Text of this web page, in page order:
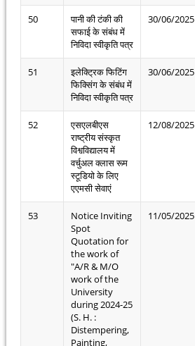
50
पानी की टंकी की
सफाई के संबंध में
निविदा स्वीकृति पत्र
30/06/2025
51
इलेक्ट्रिक फिटिंग
फिक्सिंग के संबंध में
निविदा स्वीकृति पत्र
30/06/2025
52
एसएलबीएस
राष्ट्रीय संस्कृत
विश्वविद्यालय में
वर्चुअल क्लास रूम
स्टूडियो के लिए
एएमसी सेवाएं
12/08/2025
53
Notice Inviting
Spot
Quotation for
the work of
"A/R & M/O
work of the
University
during 2024-25
(S. H. :
Distempering,
Painting,
11/05/2025